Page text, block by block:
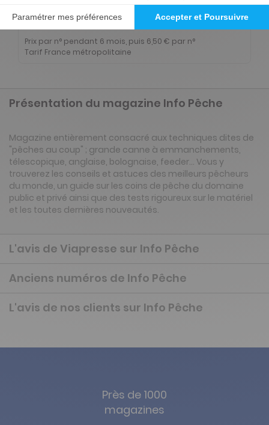
3€25 Tarif Kiosque : 6€50
Prix par n° pendant 6 mois, puis 6,50 € par n°
Tarif France métropolitaine
Présentation du magazine Info Pêche
Magazine entièrement consacré aux techniques dites de
"pêches au coup" ; grande canne à emmanchements,
télescopique, anglaise, bolognaise, feeder... Vous y
trouverez les conseils et astuces des meilleurs pêcheurs
du monde, un guide sur les coins de pêche du domaine
public et privé ainsi que des tests rigoureux sur le matériel
et les toutes dernières nouveautés.
L'avis de Viapresse sur Info Pêche
Anciens numéros de Info Pêche
L'avis de nos clients sur Info Pêche
Près de 1000
magazines